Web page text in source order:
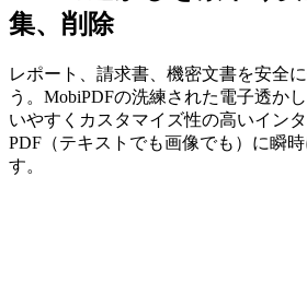
集、削除
レポート、請求書、機密文書を安全
う。MobiPDFの洗練された電子透か
いやすくカスタマイズ性の高いイン
PDF（テキストでも画像でも）に瞬
す。